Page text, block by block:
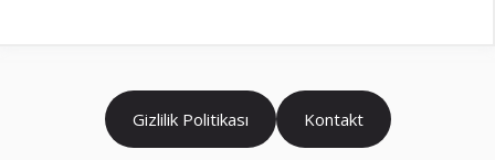
Gizlilik Politikası Kontakt